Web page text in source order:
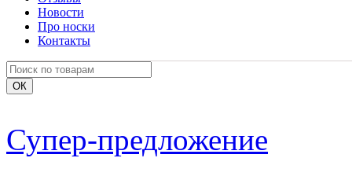
Новости
Про носки
Контакты
Супер-предложение